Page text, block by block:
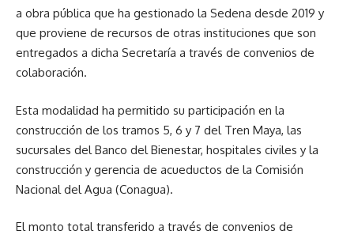
a obra pública que ha gestionado la Sedena desde 2019 y
que proviene de recursos de otras instituciones que son
entregados a dicha Secretaría a través de convenios de
colaboración.
Esta modalidad ha permitido su participación en la
construcción de los tramos 5, 6 y 7 del Tren Maya, las
sucursales del Banco del Bienestar, hospitales civiles y la
construcción y gerencia de acueductos de la Comisión
Nacional del Agua (Conagua).
El monto total transferido a través de convenios de